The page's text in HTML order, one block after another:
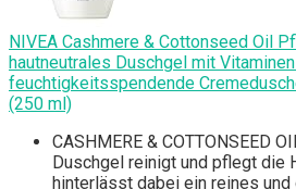
NIVEA Cashmere & Cottonseed Oil
hautneutrales Duschgel mit
feuchtigkeitsspendende
(250 ml)
CASHMERE & COTTONSEED
Duschgel reinigt und pflegt die
hinterlässt dabei ein reines